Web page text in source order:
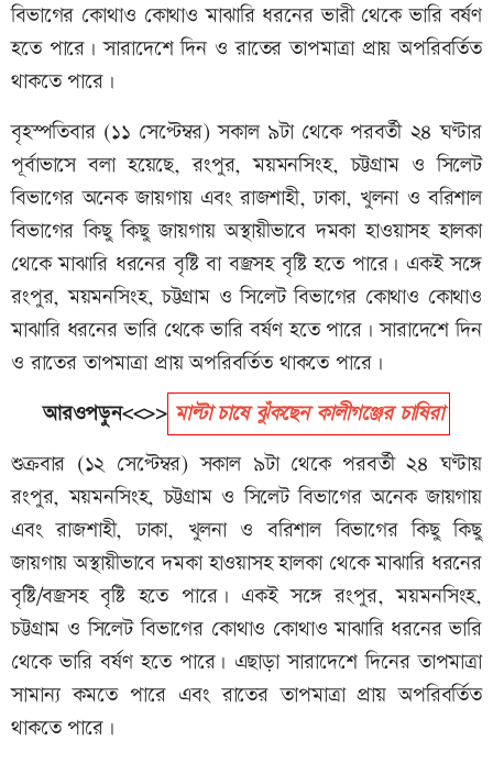
বিভাগের কোথাও কোথাও মাঝারি ধরনের ভারী থেকে ভারি বর্ষণ
হতে পারে। সারাদেশে দিন ও রাতের তাপমাত্রা প্রায় অপরিবর্তিত
থাকতে পারে।
বৃহস্পতিবার (১১ সেপ্টেম্বর) সকাল ৯টা থেকে পরবর্তী ২৪ ঘণ্টার
পূর্বাভাসে বলা হয়েছে, রংপুর, ময়মনসিংহ, চট্টগ্রাম ও সিলেট
বিভাগের অনেক জায়গায় এবং রাজশাহী, ঢাকা, খুলনা ও বরিশাল
বিভাগের কিছু কিছু জায়গায় অস্থায়ীভাবে দমকা হাওয়াসহ হালকা
থেকে মাঝারি ধরনের বৃষ্টি বা বজ্রসহ বৃষ্টি হতে পারে। একই সঙ্গে
রংপুর, ময়মনসিংহ, চট্টগ্রাম ও সিলেট বিভাগের কোথাও কোথাও
মাঝারি ধরনের ভারি থেকে ভারি বর্ষণ হতে পারে। সারাদেশে দিন
ও রাতের তাপমাত্রা প্রায় অপরিবর্তিত থাকতে পারে।
আরওপড়ুন<<>> মাল্টা চাষে ঝুঁকছেন কালীগঞ্জের চাষিরা
শুক্রবার (১২ সেপ্টেম্বর) সকাল ৯টা থেকে পরবর্তী ২৪ ঘণ্টায়
রংপুর, ময়মনসিংহ, চট্টগ্রাম ও সিলেট বিভাগের অনেক জায়গায়
এবং রাজশাহী, ঢাকা, খুলনা ও বরিশাল বিভাগের কিছু কিছু
জায়গায় অস্থায়ীভাবে দমকা হাওয়াসহ হালকা থেকে মাঝারি ধরনের
বৃষ্টি/বজ্রসহ বৃষ্টি হতে পারে। একই সঙ্গে রংপুর, ময়মনসিংহ,
চট্টগ্রাম ও সিলেট বিভাগের কোথাও কোথাও মাঝারি ধরনের ভারি
থেকে ভারি বর্ষণ হতে পারে। এছাড়া সারাদেশে দিনের তাপমাত্রা
সামান্য কমতে পারে এবং রাতের তাপমাত্রা প্রায় অপরিবর্তিত
থাকতে পারে।